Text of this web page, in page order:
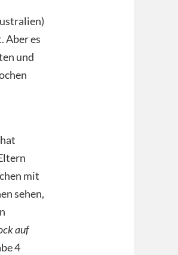
Aber es
und
mit
sehen,
auf
4